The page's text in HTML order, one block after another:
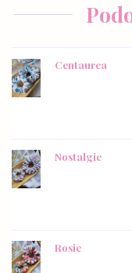
Centaurea
Nostalgie
Rosie